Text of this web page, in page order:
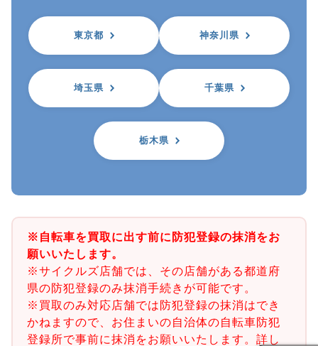
東京都 神奈川県
埼玉県 千葉県
栃木県
※自転車を買取に出す前に防犯登録の抹消をお
願いいたします。
※サイクルズ店舗では、その店舗がある都道府
県の防犯登録のみ抹消手続きが可能です。
※買取のみ対応店舗では防犯登録の抹消はでき
かねますので、お住まいの自治体の自転車防犯
登録所で事前に抹消をお願いいたします。詳し